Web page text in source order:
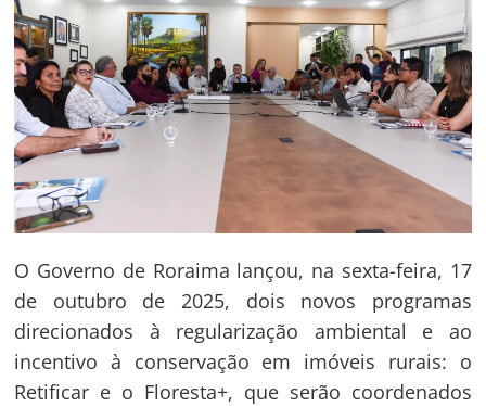
O Governo de Roraima lançou, na sexta-feira, 17
de outubro de 2025, dois novos programas
direcionados à regularização ambiental e ao
incentivo à conservação em imóveis rurais: o
Retificar e o Floresta+, que serão coordenados